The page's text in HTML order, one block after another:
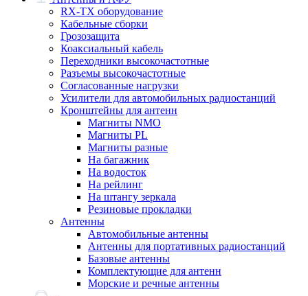
RX-TX оборудование
Кабельные сборки
Грозозащита
Коаксиальный кабель
Переходники высокочастотные
Разъемы высокочастотные
Согласованные нагрузки
Усилители для автомобильных радиостанций
Кронштейны для антенн
Магниты NMO
Магниты PL
Магниты разные
На багажник
На водосток
На рейлинг
На штангу зеркала
Резиновые прокладки
Антенны
Автомобильные антенны
Антенны для портативных радиостанций
Базовые антенны
Комплектующие для антенн
Морские и речные антенны